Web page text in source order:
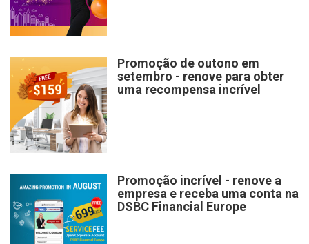
Promoção de outono em
setembro - renove para obter
uma recompensa incrível
Promoção incrível - renove a
empresa e receba uma conta na
DSBC Financial Europe